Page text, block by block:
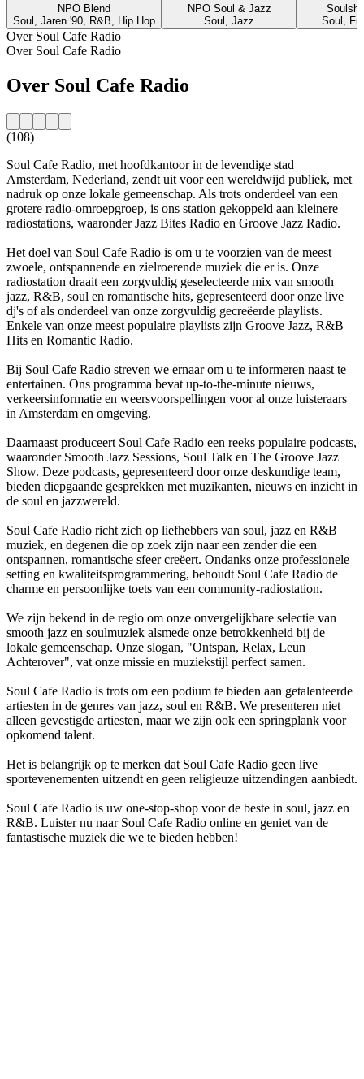
NPO Blend
Soul, Jaren '90, R&B, Hip Hop
NPO Soul & Jazz
Soul, Jazz
Soul,
Over Soul Cafe Radio
Over Soul Cafe Radio
Over Soul Cafe Radio
(108)
Soul Cafe Radio, met hoofdkantoor in de levendige stad
Amsterdam, Nederland, zendt uit voor een wereldwijd publiek, met
nadruk op onze lokale gemeenschap. Als trots onderdeel van een
grotere radio-omroepgroep, is ons station gekoppeld aan kleinere
radiostations, waaronder Jazz Bites Radio en Groove Jazz Radio.
Het doel van Soul Cafe Radio is om u te voorzien van de meest
zwoele, ontspannende en zielroerende muziek die er is. Onze
radiostation draait een zorgvuldig geselecteerde mix van smooth
jazz, R&B, soul en romantische hits, gepresenteerd door onze live
dj's of als onderdeel van onze zorgvuldig gecreëerde playlists.
Enkele van onze meest populaire playlists zijn Groove Jazz, R&B
Hits en Romantic Radio.
Bij Soul Cafe Radio streven we ernaar om u te informeren naast te
entertainen. Ons programma bevat up-to-the-minute nieuws,
verkeersinformatie en weersvoorspellingen voor al onze luisteraars
in Amsterdam en omgeving.
Daarnaast produceert Soul Cafe Radio een reeks populaire podcasts,
waaronder Smooth Jazz Sessions, Soul Talk en The Groove Jazz
Show. Deze podcasts, gepresenteerd door onze deskundige team,
bieden diepgaande gesprekken met muzikanten, nieuws en inzicht in
de soul en jazzwereld.
Soul Cafe Radio richt zich op liefhebbers van soul, jazz en R&B
muziek, en degenen die op zoek zijn naar een zender die een
ontspannen, romantische sfeer creëert. Ondanks onze professionele
setting en kwaliteitsprogrammering, behoudt Soul Cafe Radio de
charme en persoonlijke toets van een community-radiostation.
We zijn bekend in de regio om onze onvergelijkbare selectie van
smooth jazz en soulmuziek alsmede onze betrokkenheid bij de
lokale gemeenschap. Onze slogan, "Ontspan, Relax, Leun
Achterover", vat onze missie en muziekstijl perfect samen.
Soul Cafe Radio is trots om een podium te bieden aan getalenteerde
artiesten in de genres van jazz, soul en R&B. We presenteren niet
alleen gevestigde artiesten, maar we zijn ook een springplank voor
opkomend talent.
Het is belangrijk op te merken dat Soul Cafe Radio geen live
sportevenementen uitzendt en geen religieuze uitzendingen aanbiedt.
Soul Cafe Radio is uw one-stop-shop voor de beste in soul, jazz en
R&B. Luister nu naar Soul Cafe Radio online en geniet van de
fantastische muziek die we te bieden hebben!